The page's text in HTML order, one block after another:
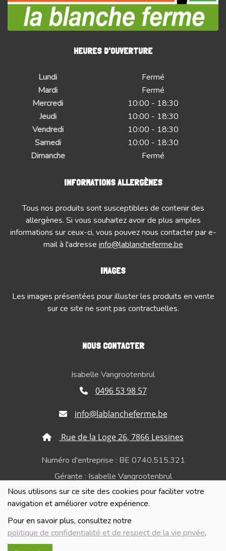
Nous utilisons sur ce site des cookies pour faciliter votre
navigation et améliorer votre expérience.
Pour en savoir plus, consultez notre
politique de confidentialité et de respect de la vie privée.
HEURES D'OUVERTURE
Lundi
Fermé
Mardi
Fermé
Mercredi
10:00 - 18:30
Jeudi
10:00 - 18:30
Vendredi
10:00 - 18:30
Samedi
10:00 - 18:30
Dimanche
Fermé
INFORMATIONS ALLERGÈNES
Tous nos produits sont susceptibles de contenir des
allergènes. Si vous souhaitez avoir de plus amples
informations sur ceux-ci, vous pouvez nous contacter par e-
mail à l'adresse info@lablancheferme.be
IMAGES
Les images présentées pour illuster les produits en vente
sur ce site ne sont pas contractuelles.
NOUS CONTACTER
Isabelle Vangrootenbrul
0496 53 98 57
info@lablancheferme.be
Rue de la Loge 26, 7866 Lessines
Numéro d'entreprise : BE 0740.515.321
Gérante : Isabelle Vangrootenbrul
Politique de confidentialité et de respect de la vie
privée